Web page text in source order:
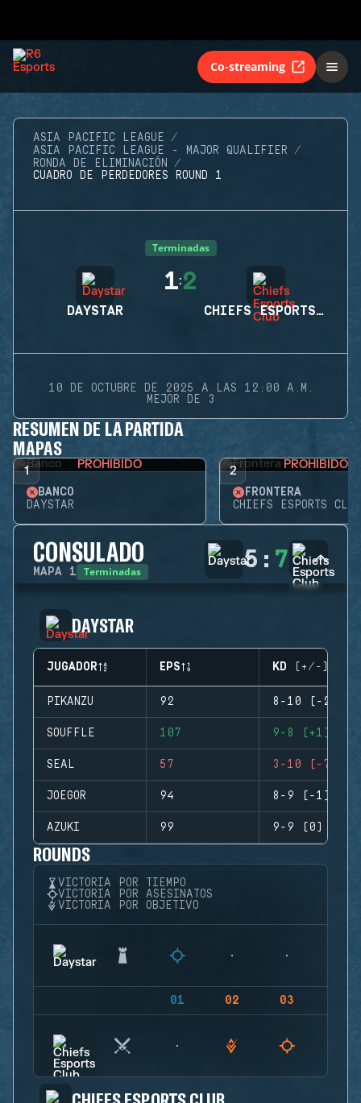
Co-streaming
ASIA PACIFIC LEAGUE
ASIA PACIFIC LEAGUE - MAJOR QUALIFIER
RONDA DE ELIMINACIÓN
CUADRO DE PERDEDORES ROUND 1
Terminadas
DAYSTAR
1:2
CHIEFS ESPORTS CLUB
10 DE OCTUBRE DE 2025 A LAS 12:00 A.M.
MEJOR DE 3
RESUMEN DE LA PARTIDA
MAPAS
1 PROHIBIDO
BANCO
DAYSTAR
2 PROHIBIDO
FRONTERA
CHIEFS ESPORTS CLUB
CONSULADO
MAPA 1 Terminadas 5 : 7
DAYSTAR
JUGADOR EPS KD (+/-)
PIKANZU 92 8-10 (-2)
SOUFFLE 107 9-8 (+1)
SEAL 57 3-10 (-7)
JOEGOR 94 8-9 (-1)
AZUKI 99 9-9 (0)
ROUNDS
VICTORIA POR TIEMPO
VICTORIA POR ASESINATOS
VICTORIA POR OBJETIVO
01 02 03